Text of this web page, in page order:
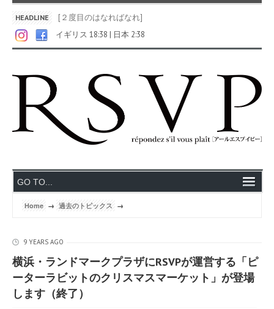
HEADLINE
[２度目のはなればなれ]
イギリス 18:38 | 日本 2:38
Home → 過去のトピックス →
9 YEARS AGO
横浜・ランドマークプラザにRSVPが運営する「ピ
ーターラビットのクリスマスマーケット」が登場
します（終了）